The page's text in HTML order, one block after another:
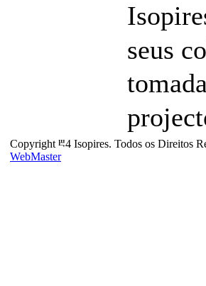
seus
Copyright ⰱ4 Isopires. Todos os Direitos
WebMaster